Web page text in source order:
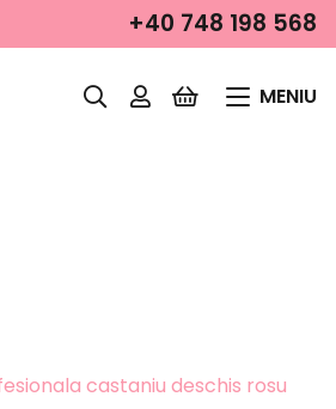
+40 748 198 568
MENIU